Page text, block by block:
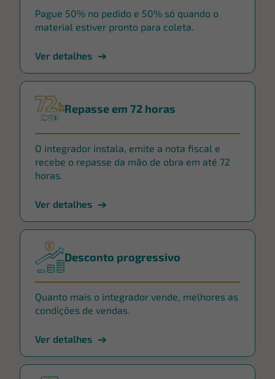
Pague 50% no pedido e 50% só quando o
material estiver pronto para coleta.
Ver detalhes
Repasse em 72 horas
O integrador instala, emite a nota fiscal e
recebe o repasse da mão de obra em até 72
horas.
Ver detalhes
Desconto progressivo
Quanto mais o integrador vende, melhores as
condições de vendas.
Ver detalhes